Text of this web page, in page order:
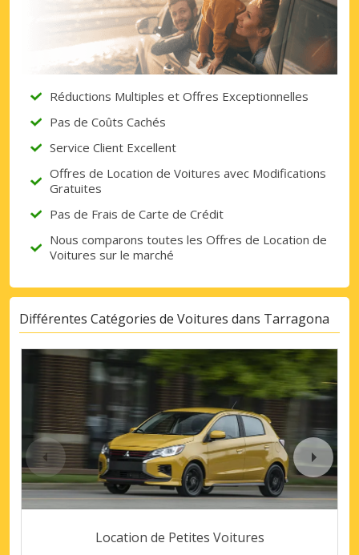
Réductions Multiples et Offres Exceptionnelles
Pas de Coûts Cachés
Service Client Excellent
Offres de Location de Voitures avec Modifications
Gratuites
Pas de Frais de Carte de Crédit
Nous comparons toutes les Offres de Location de
Voitures sur le marché
Différentes Catégories de Voitures dans Tarragona
Location de Petites Voitures